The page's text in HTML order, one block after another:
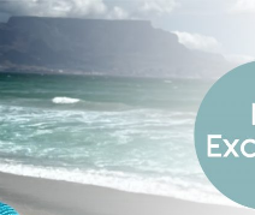
Ga
inhoud